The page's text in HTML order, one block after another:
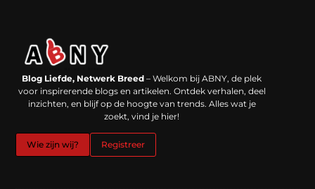
Blog Liefde, Netwerk Breed – Welkom bij ABNY, de plek
voor inspirerende blogs en artikelen. Ontdek verhalen, deel
inzichten, en blijf op de hoogte van trends. Alles wat je
zoekt, vind je hier!
Wie zijn wij? Registreer